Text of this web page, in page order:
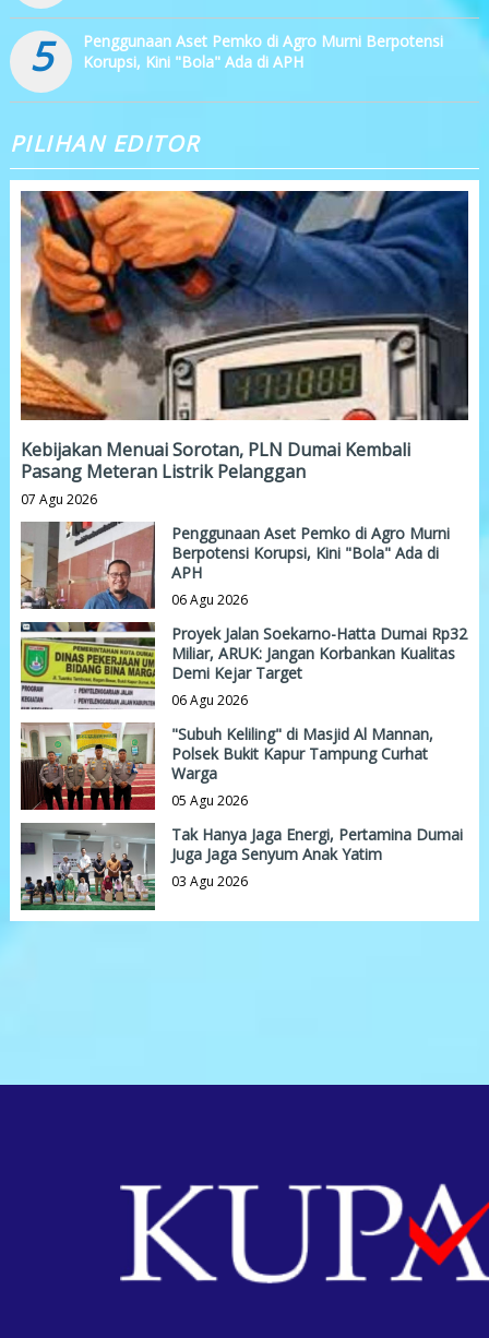
5
Penggunaan Aset Pemko di Agro Murni Berpotensi
Korupsi, Kini "Bola" Ada di APH
PILIHAN EDITOR
Kebijakan Menuai Sorotan, PLN Dumai Kembali
Pasang Meteran Listrik Pelanggan
07 Agu 2026
Penggunaan Aset Pemko di Agro Murni
Berpotensi Korupsi, Kini "Bola" Ada di
APH
06 Agu 2026
Proyek Jalan Soekarno-Hatta Dumai Rp32
Miliar, ARUK: Jangan Korbankan Kualitas
Demi Kejar Target
06 Agu 2026
"Subuh Keliling" di Masjid Al Mannan,
Polsek Bukit Kapur Tampung Curhat
Warga
05 Agu 2026
Tak Hanya Jaga Energi, Pertamina Dumai
Juga Jaga Senyum Anak Yatim
03 Agu 2026